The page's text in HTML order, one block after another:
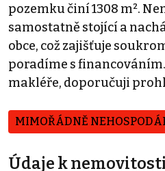
pozemku činí 1308 m².
samostatně stojící a
obce, což zajišťuje
poradíme s
makléře, doporučuji
MIMOŘÁDNĚ
Údaje k